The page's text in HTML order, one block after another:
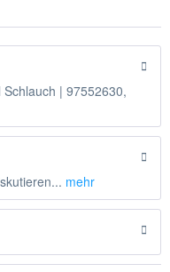
| 97552630,
mehr